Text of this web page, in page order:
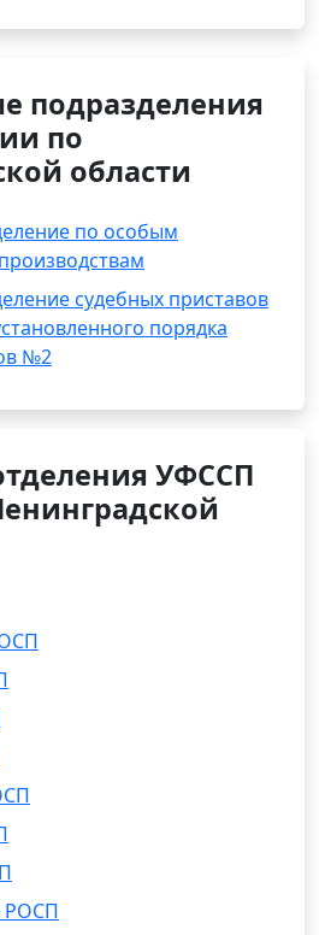
подразделения
по
области
по особым
судебных приставов
порядка
№2
УФССП
РОСП